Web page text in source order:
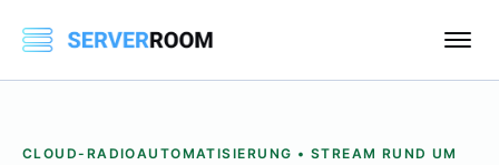
CLOUD-RADIOAUTOMATISIERUNG • STREAM RUND UM